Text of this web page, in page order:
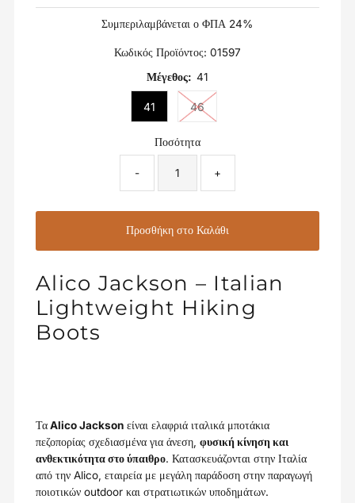
Συμπεριλαμβάνεται ο ΦΠΑ 24%
Κωδικός Προϊόντος: 01597
Μέγεθος: 41
41 46
Ποσότητα
- +
Alico Jackson – Italian
Lightweight Hiking
Boots
ΤαAlico Jackson είναι ελαφριά ιταλικά μποτάκια
πεζοπορίας σχεδιασμένα για άνεση,φυσική κίνηση και
ανθεκτικότητα στο ύπαιθρο. Κατασκευάζονται στην Ιταλία
από την Alico, εταιρεία με μεγάλη παράδοση στην παραγωγή
ποιοτικών outdoor και στρατιωτικών υποδημάτων.